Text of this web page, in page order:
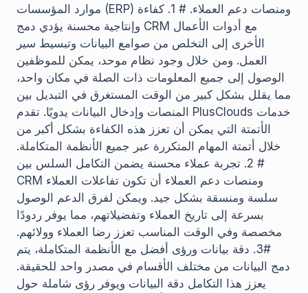
موارد المؤسسات (ERP) ومنصات دعم العملاء. # 1. كفاءة
وإنتاجية محسنة يؤدي دمج CRM مع أدوات الأعمال
الأخرى إلى التخلص من صوامع البيانات وتبسيط سير
العمل. ومن خلال وجود نظام موحد، يمكن للموظفين
الوصول إلى جميع المعلومات ذات الصلة في مكان واحد،
مما يقلل بشكل كبير من الوقت المستغرق في التبديل بين
المنصات وإدخال البيانات يدويًا. تقدم PlusClouds خدمات
الأتمتة التي يمكن أن تعزز هذه الكفاءة بشكل أكبر من
خلال أتمتة المهام المتكررة عبر جميع الأنظمة المتكاملة.
# 2. تجربة عملاء محسنة يضمن التكامل السلس بين
CRM ومنصات دعم العملاء أن تكون تفاعلات العملاء
سلسة ومنسقة بشكل جيد. ويمكن لفرق الدعم الوصول
بسرعة إلى تاريخ العملاء وتفضيلاتهم، مما يوفر ردودًا
مخصصة وفي الوقت المناسب تعزز رضا العملاء وولائهم.
#3. دقة بيانات ورؤى أفضل مع الأنظمة المتكاملة، يتم
دمج البيانات من مختلف الأقسام في مصدر واحد للحقيقة.
يعزز هذا التكامل دقة البيانات ويوفر رؤى شاملة حول